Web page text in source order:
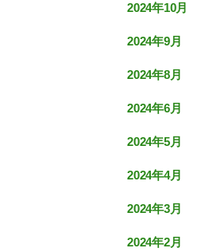
2024年10月
2024年9月
2024年8月
2024年6月
2024年5月
2024年4月
2024年3月
2024年2月